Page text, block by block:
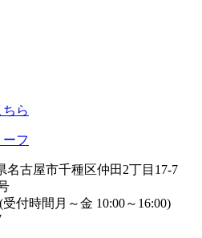
ら
フ
名古屋市千種区仲田2丁目17-7
受付時間月～金 10:00～16:00)